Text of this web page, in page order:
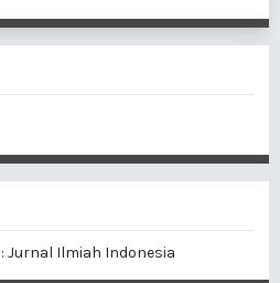
: Jurnal Ilmiah Indonesia